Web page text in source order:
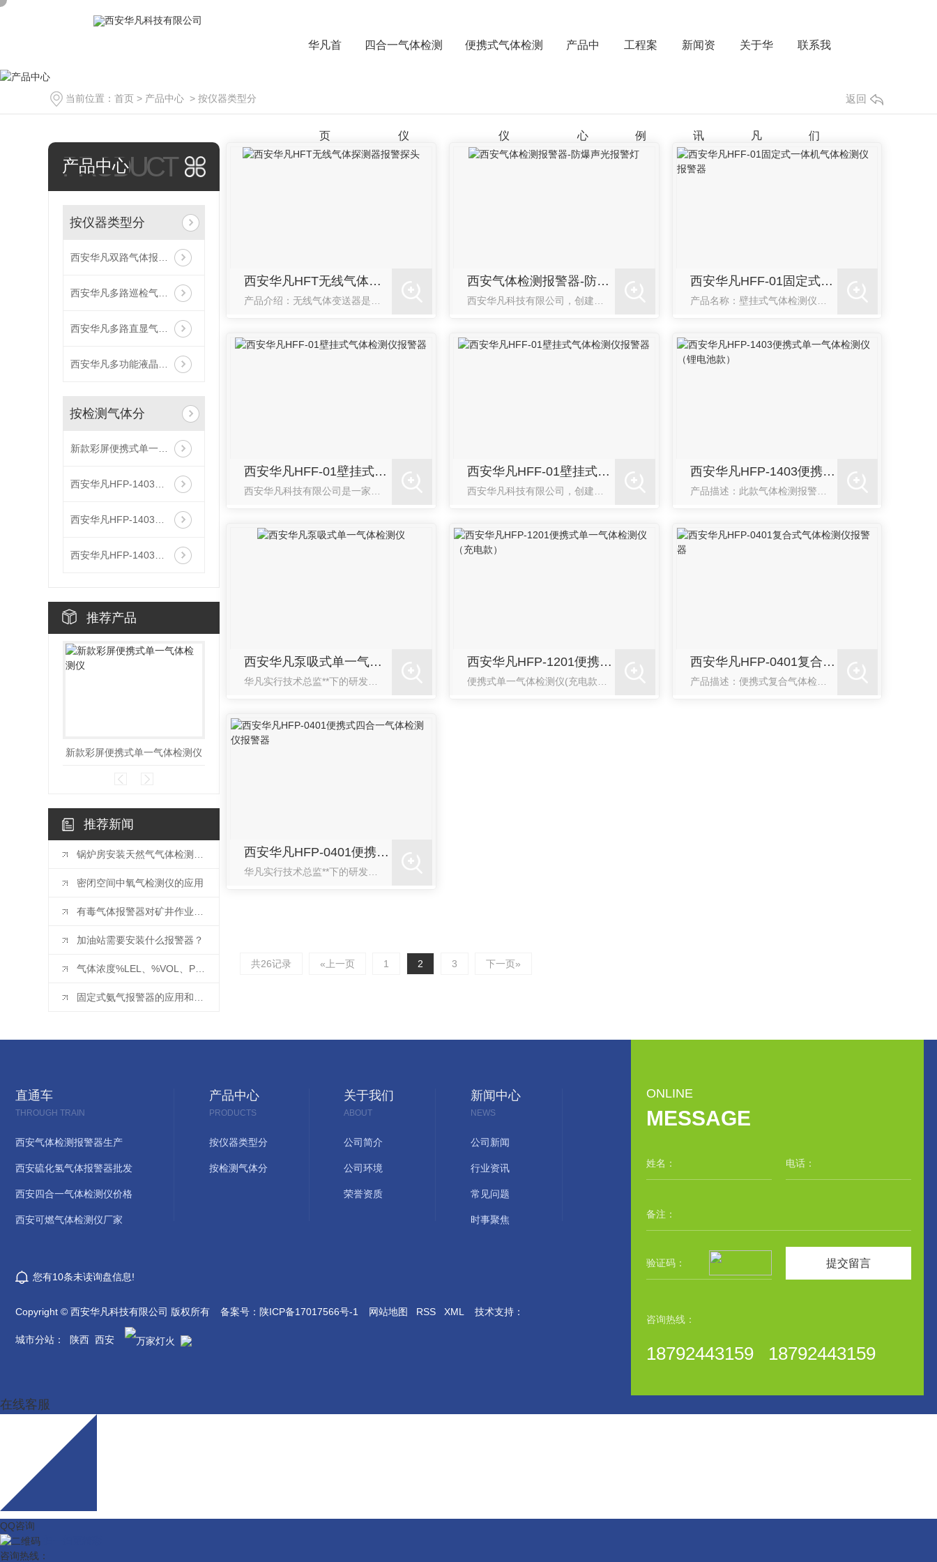
华凡首
页
四合一气体检测
仪
便携式气体检测
仪
产品中
心
工程案
例
新闻资
讯
关于华
凡
联系我
们
当前位置： 首页 > 产品中心 > 按仪器类型分 返回
PRODUCT
产品中心
按仪器类型分
西安华凡双路气体报警控制器主机
西安华凡多路巡检气体报警控制器主机
西安华凡多路直显气体报警控制器主机
西安华凡多功能液晶气体报警控制器主机
按检测气体分
新款彩屏便携式单一气体检测仪
西安华凡HFP-1403便携式磷化氢检测仪报警器
西安华凡HFP-1403便携式二氧化碳检测仪报警器
西安华凡HFP-1403便携式款氯气检测仪报警器
推荐产品
新款彩屏便携式单一气体检测仪
推荐新闻
锅炉房安装天然气气体检测仪的重要性有哪些?
密闭空间中氧气检测仪的应用
有毒气体报警器对矿井作业的重要性
加油站需要安装什么报警器？
气体浓度%LEL、%VOL、PPM 和 mg/m3 换算
固定式氨气报警器的应用和安装要求
西安华凡HFT无线气体探测器报警探头
产品介绍：无线气体变送器是采用无线通讯技术，实现对工业现场气体浓度的采集和无线发送，节约了布线成本，并由此消除了布线引入的信号干扰，使得信号采集电路的抗干扰性大大增强。无线通讯方式通过433MHz无线连接控制柜。检测仪以自然扩散的方式检测气体浓度，采用进口传感器，具有良好的灵敏度和出色的重复性;仪器采用嵌入式微控技术，...
西安气体检测报警器-防爆声光报警灯
西安华凡科技有限公司，创建于2003年，专业从事有毒有害气体检测报警、智慧生活领域产品、方案的研发及运营服务，是从研发生产到技术服务全产业链一体化的高新技术企业。自推向市场以来，华凡公司生产的有毒有害气体检测仪器、仪表及智能家居产品以其可靠的性能、贴心人性化的设计、完备高品质的服务赢得了客户的一致认可与好评，使“华凡”...
西安华凡HFF-01固定式一体机气体检测仪报警器
产品名称：壁挂式气体检测仪检测气体：可燃气、一氧化碳、氧气、氢气、氨气等多种有毒有害气体产品特点：液晶中文显示、声光报警、壁挂式安装产品售后：质保一年、**维护，**标定检测工艺流程：
西安华凡HFF-01壁挂式气体检测仪报警器 西安华凡HFF-01壁挂式气体检测仪报警器 西安华凡HFP-1403便携式单一气体检测仪（锂电池款）
西安华凡泵吸式单一气体检测仪 西安华凡HFP-1201便携式单一气体检测仪（充电款） 西安华凡HFP-0401复合式气体检测仪报警器
西安华凡HFP-0401便携式四合一气体检测仪报警器
共26记录 «上一页 1 2 3 下一页»
直通车
THROUGH TRAIN
西安气体检测报警器生产
西安硫化氢气体报警器批发
西安四合一气体检测仪价格
西安可燃气体检测仪厂家
产品中心
PRODUCTS
按仪器类型分
按检测气体分
关于我们
ABOUT
公司简介
公司环境
荣誉资质
新闻中心
NEWS
公司新闻
行业资讯
常见问题
时事聚焦
您有10条未读询盘信息!
Copyright © 西安华凡科技有限公司 版权所有 备案号： 陕ICP备17017566号-1 网站地图 RSS XML 技术支持：
城市分站 ： 陕西 西安
ONLINE
MESSAGE
提交留言
咨询热线：
18792443159 18792443159
在线客服
QQ咨询
咨询热线：